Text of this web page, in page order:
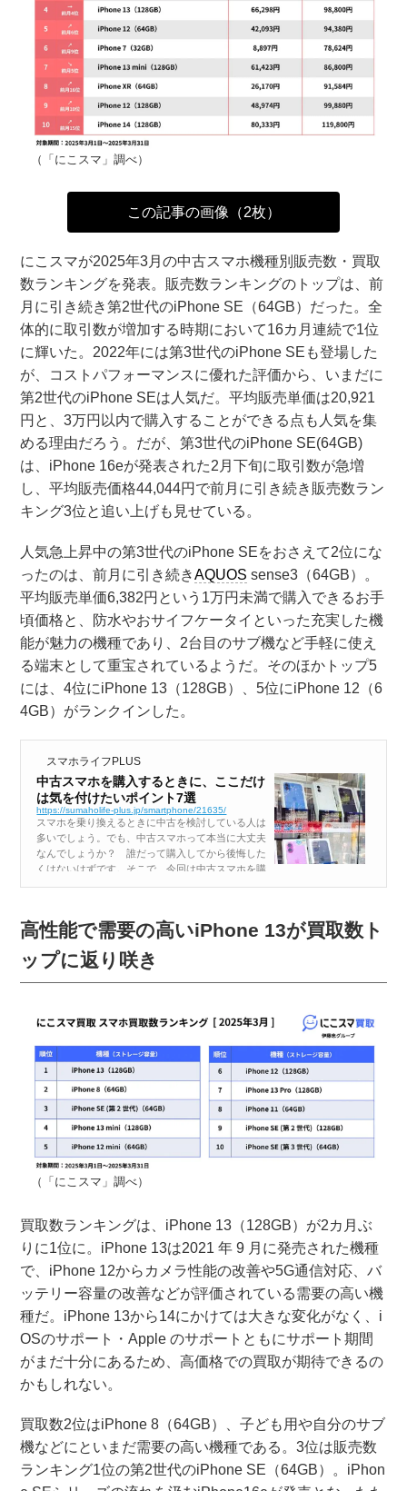
（「にこスマ」調べ）
この記事の画像（2枚）
にこスマが2025年3月の中古スマホ機種別販売数・買取
数ランキングを発表。販売数ランキングのトップは、前
月に引き続き第2世代のiPhone SE（64GB）だった。全
体的に取引数が増加する時期において16カ月連続で1位
に輝いた。2022年には第3世代のiPhone SEも登場した
が、コストパフォーマンスに優れた評価から、いまだに
第2世代のiPhone SEは人気だ。平均販売単価は20,921
円と、3万円以内で購入することができる点も人気を集
める理由だろう。だが、第3世代のiPhone SE(64GB)
は、iPhone 16eが発表された2月下旬に取引数が急増
し、平均販売価格44,044円で前月に引き続き販売数ラン
キング3位と追い上げも見せている。
人気急上昇中の第3世代のiPhone SEをおさえて2位にな
ったのは、前月に引き続きAQUOS sense3（64GB）。
平均販売単価6,382円という1万円未満で購入できるお手
頃価格と、防水やおサイフケータイといった充実した機
能が魅力の機種であり、2台目のサブ機など手軽に使え
る端末として重宝されているようだ。そのほかトップ5
には、4位にiPhone 13（128GB）、5位にiPhone 12（6
4GB）がランクインした。
スマホライフPLUS
中古スマホを購入するときに、ここだけ
は気を付けたいポイント7選
https://sumaholife-plus.jp/smartphone/21635/
スマホを乗り換えるときに中古を検討している人は
多いでしょう。でも、中古スマホって本当に大丈夫
なんでしょうか？ 誰だって購入してから後悔した
くはないはずです。そこで、今回は中古スマホを購
高性能で需要の高いiPhone 13が買取数ト
ップに返り咲き
（「にこスマ」調べ）
買取数ランキングは、iPhone 13（128GB）が2カ月ぶ
りに1位に。iPhone 13は2021 年 9 月に発売された機種
で、iPhone 12からカメラ性能の改善や5G通信対応、バ
ッテリー容量の改善などが評価されている需要の高い機
種だ。iPhone 13から14にかけては大きな変化がなく、i
OSのサポート・Apple のサポートともにサポート期間
がまだ十分にあるため、高価格での買取が期待できるの
かもしれない。
買取数2位はiPhone 8（64GB）、子ども用や自分のサブ
機などにといまだ需要の高い機種である。3位は販売数
ランキング1位の第2世代のiPhone SE（64GB）。iPhon